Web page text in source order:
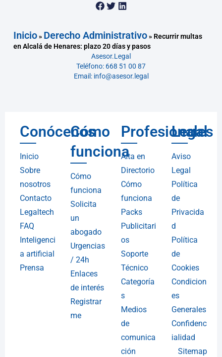
Inicio» Derecho Administrativo» Recurrir multas
en Alcalá de Henares: plazo 20 días y pasos
Asesor.Legal
Teléfono: 668 51 00 87
Email: info@asesor.legal
Conócenos
Inicio
Sobre
nosotros
Contacto
Legaltech
FAQ
Inteligenci
a artificial
Prensa
Cómo
funciona
Cómo
funciona
Solicita
un
abogado
Urgencias
/ 24h
Enlaces
de interés
Registrar
me
Profesionales
Alta en
Directorio
Cómo
funciona
Packs
Publicitari
os
Soporte
Técnico
Categoría
s
Medios
de
comunica
ción
Legal
Aviso
Legal
Política
de
Privacida
d
Política
de
Cookies
Condicion
es
Generales
Confidenc
ialidad
Sitemap